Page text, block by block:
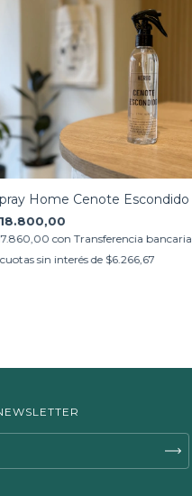
Home Cenote Escondido
con Transferencia bancaria
cuotas sin interés de $6.266,67